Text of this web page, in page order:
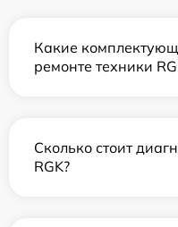
Какие
ремонте техники
Сколько стоит
RGK?